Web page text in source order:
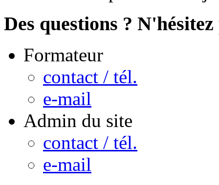
Des questions ?
Formateur
contact / tél.
e-mail
Admin du site
contact / tél.
e-mail